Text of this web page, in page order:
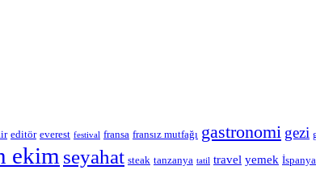
editör everest festival fransa fransız mutfağı gastronomi gezi
ekim seyahat steak tanzanya tatil travel yemek İspanya